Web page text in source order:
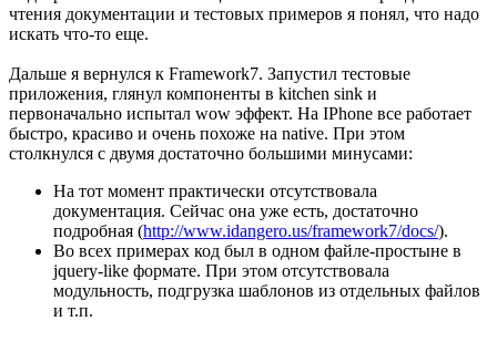
чтения документации и тестовых примеров я понял, что надо
искать что-то еще.
Дальше я вернулся к Framework7. Запустил тестовые
приложения, глянул компоненты в kitchen sink и
первоначально испытал wow эффект. На IPhone все работает
быстро, красиво и очень похоже на native. При этом
столкнулся с двумя достаточно большими минусами:
На тот момент практически отсутствовала
документация. Сейчас она уже есть, достаточно
подробная (http://www.idangero.us/framework7/docs/).
Во всех примерах код был в одном файле-простыне в
jquery-like формате. При этом отсутствовала
модульность, подгрузка шаблонов из отдельных файлов
и т.п.